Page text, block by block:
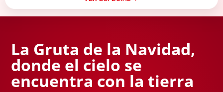
La Gruta de la Navidad,
donde el cielo se
encuentra con la tierra